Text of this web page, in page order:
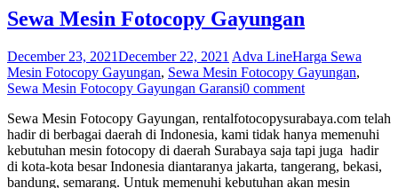
Sewa Mesin Fotocopy Gayungan
December 23, 2021December 22, 2021 Adva LineHarga Sewa
Mesin Fotocopy Gayungan, Sewa Mesin Fotocopy Gayungan,
Sewa Mesin Fotocopy Gayungan Garansi0 comment
Sewa Mesin Fotocopy Gayungan, rentalfotocopysurabaya.com telah
hadir di berbagai daerah di Indonesia, kami tidak hanya memenuhi
kebutuhan mesin fotocopy di daerah Surabaya saja tapi juga hadir
di kota-kota besar Indonesia diantaranya jakarta, tangerang, bekasi,
bandung, semarang. Untuk memenuhi kebutuhan akan mesin